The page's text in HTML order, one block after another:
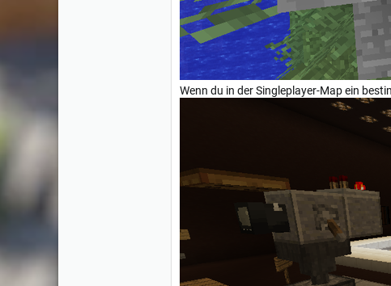
Wenn du in der Singleplayer-Map ein